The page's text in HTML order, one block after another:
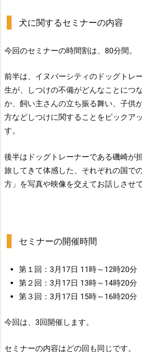
犬に関するセミナーの内容
今回のセミナーの時間割は、80分間。
前半は、イヌバーシティのドッグトレ
生が、しつけの不備がどんなことにつ
か、飼い主さんの立ち振る舞い、子供
方などしつけに関することをピックア
す。
後半はドッグトレーナーである磯崎が
旅してきて体感した、それぞれの国で
方」を写真や映像を交えてお話しさせ
セミナーの開催時間
第１回：3月17日 11時～12時20分
第２回：3月17日 13時～14時20分
第３回：3月17日 15時～16時20分
今回は、3回開催します。
セミナーの内容はどの回も同じです。